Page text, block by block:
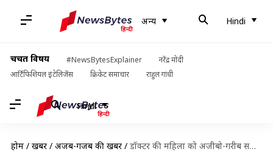
अन्य Hindi
चर्चित विषय #NewsBytesExplainer
नरेंद्र मोदी
आर्टिफिशियल इंटेलिजेंस
क्रिकेट समाचार राहुल गांधी
Hindi
होम / खबरें / अजब-गजब की खबरें / डॉक्टर की महिला को अजीबो-गरीब सलाह, कुत्ता आपको काटे तो आप भी कुत्ते को काट लो